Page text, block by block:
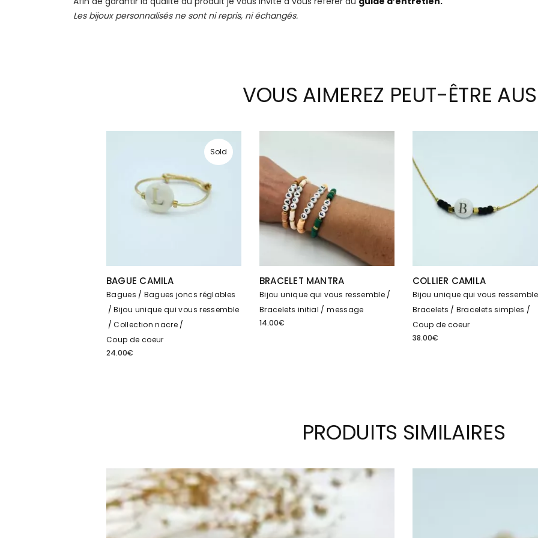
Les bijoux personnalisés ne sont ni repris, ni échangés.
VOUS AIMEREZ PEUT-ÊTRE
Sold
BAGUE CAMILA
Bagues
Bagues joncs réglables
Bijou unique qui vous ressemble
Collection nacre
Coup de coeur
24.00€
BRACELET MANTRA
Bijou unique qui vous ressemble
Bracelets initial / message
14.00€
COLLIER CAMILA
Bijou unique qui vous ressemble
Bracelets
Bracelets simples
Coup de coeur
38.00€
PRODUITS SIMILAIRES